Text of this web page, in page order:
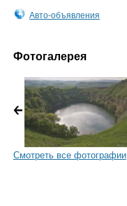
Авто-объявления
Фотогалерея
Смотреть все фотографии